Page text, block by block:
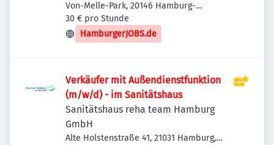
Von-Melle-Park, 20146 Hamburg-
Eimsbüttel, Deutschland
30 € pro Stunde
HamburgerJOBS.de
Verkäufer mit Außendienstfunktion
(m/w/d) - im Sanitätshaus
Sanitätshaus reha team Hamburg
GmbH
Alte Holstenstraße 41, 21031 Hamburg,